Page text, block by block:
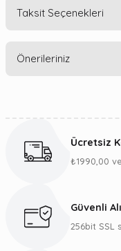
Taksit Seçenekleri
Önerileriniz
Görüş ve önerileriniz
Ürün bilgilerinde
Ücretsiz
₺1990,00
Güvenli
256bit SSL